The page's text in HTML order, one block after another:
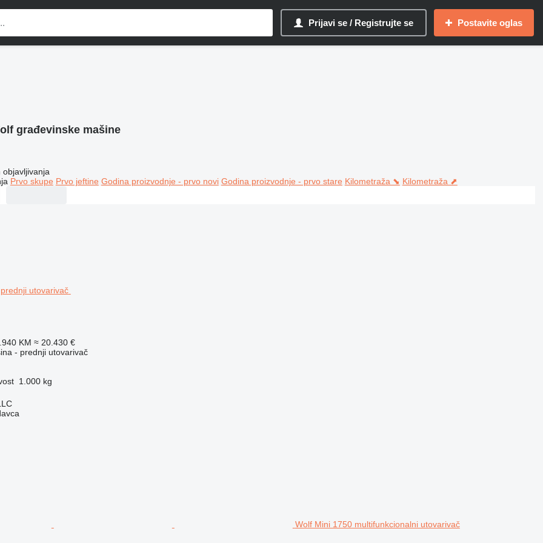
Prijavi se / Registrujte se Postavite oglas
građevinske mašine
objavljivanja
Prvo skupe Prvo jeftine Godina proizvodnje - prvo novi Godina proizvodnje - prvo stare Kilometraža ⬊ Kilometraža ⬈
KM ≈ 20.430 €
- prednji utovarivač
1.000 kg
Wolf Mini 1750 multifunkcionalni utovarivač